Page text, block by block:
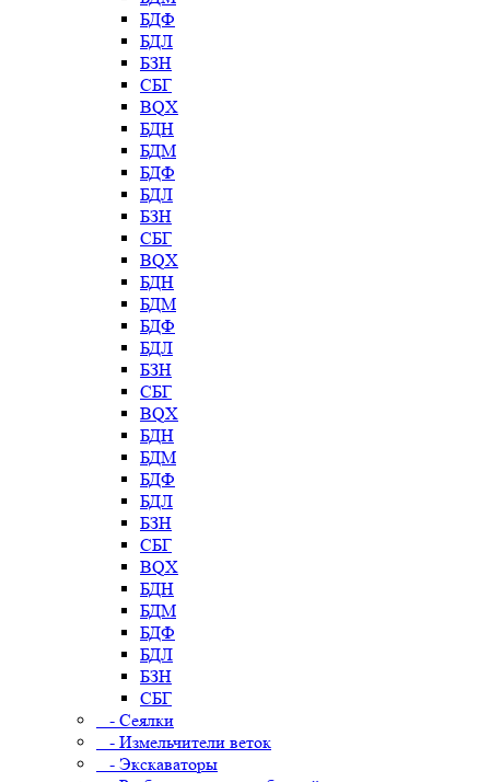
БДФ
БДЛ
БЗН
СБГ
BQX
БДН
БДМ
БДФ
БДЛ
БЗН
СБГ
BQX
БДН
БДМ
БДФ
БДЛ
БЗН
СБГ
BQX
БДН
БДМ
БДФ
БДЛ
БЗН
СБГ
BQX
БДН
БДМ
БДФ
БДЛ
БЗН
СБГ
- Сеялки
- Измельчители веток
- Экскаваторы